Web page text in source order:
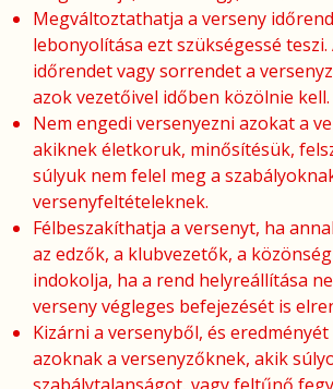
Megváltoztathatja a verseny
lebonyolítása ezt szükségessé
időrendet vagy sorrendet a
azok vezetőivel időben közölnie kell.
Nem engedi versenyezni azokat a
akiknek életkoruk, minősítésük,
súlyuk nem felel meg a
versenyfeltételeknek.
Félbeszakíthatja a versenyt, ha
az edzők, a klubvezetők, a
indokolja, ha a rend helyreállítása
verseny végleges befejezését is
Kizárni a versenyből, és
azoknak a versenyzőknek, akik
szabálytalanságot, vagy feltűnő